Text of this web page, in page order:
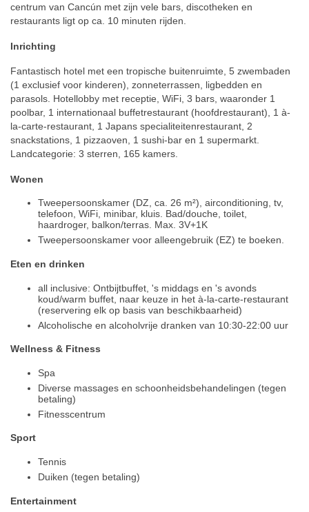
centrum van Cancún met zijn vele bars, discotheken en
restaurants ligt op ca. 10 minuten rijden.
Inrichting
Fantastisch hotel met een tropische buitenruimte, 5 zwembaden
(1 exclusief voor kinderen), zonneterrassen, ligbedden en
parasols. Hotellobby met receptie, WiFi, 3 bars, waaronder 1
poolbar, 1 internationaal buffetrestaurant (hoofdrestaurant), 1 à-
la-carte-restaurant, 1 Japans specialiteitenrestaurant, 2
snackstations, 1 pizzaoven, 1 sushi-bar en 1 supermarkt.
Landcategorie: 3 sterren, 165 kamers.
Wonen
Tweepersoonskamer (DZ, ca. 26 m²), airconditioning, tv,
telefoon, WiFi, minibar, kluis. Bad/douche, toilet,
haardroger, balkon/terras. Max. 3V+1K
Tweepersoonskamer voor alleengebruik (EZ) te boeken.
Eten en drinken
all inclusive: Ontbijtbuffet, 's middags en 's avonds
koud/warm buffet, naar keuze in het à-la-carte-restaurant
(reservering elk op basis van beschikbaarheid)
Alcoholische en alcoholvrije dranken van 10:30-22:00 uur
Wellness & Fitness
Spa
Diverse massages en schoonheidsbehandelingen (tegen
betaling)
Fitnesscentrum
Sport
Tennis
Duiken (tegen betaling)
Entertainment